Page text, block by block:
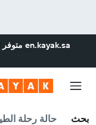
en.kayak.sa متوفر
بحث حالة رحلة